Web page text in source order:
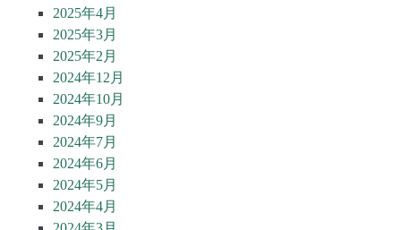
2025年4月
2025年3月
2025年2月
2024年12月
2024年10月
2024年9月
2024年7月
2024年6月
2024年5月
2024年4月